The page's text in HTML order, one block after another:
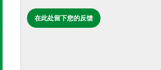
在此处留下您的反馈